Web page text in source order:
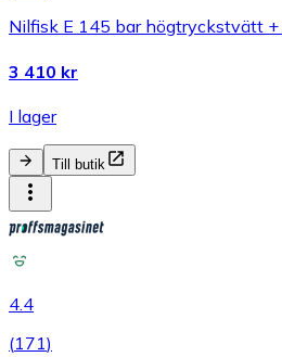
Nilfisk E 145 bar högtryckstvätt
3 410 kr
I lager
Till butik
4.4
(171)